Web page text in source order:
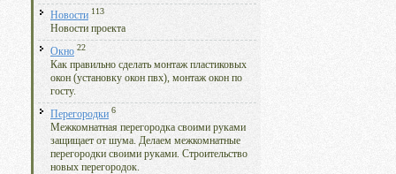
Новости 113
Новости проекта
Окно 22
Как правильно сделать монтаж пластиковых
окон (установку окон пвх), монтаж окон по
госту.
Перегородки 6
Межкомнатная перегородка своими руками
защищает от шума. Делаем межкомнатные
перегородки своими руками. Строительство
новых перегородок.